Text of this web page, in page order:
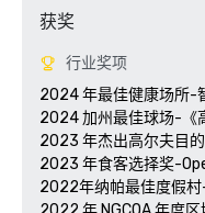
获奖
行业奖项
2024 年最佳健康场所-
2024 加州最佳球场-《
2023 年杰出高尔夫目
2023 年食客选择奖-
2022年纳帕最佳度假村